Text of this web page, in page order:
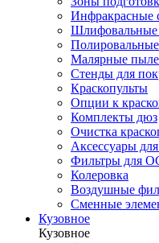
Инфракрасные
Малярные
Стенды для
Краскопульты
Опции к
Комплекты дюз
Очистка
Аксессуары
Фильтры для
Колеровка
Воздушные
Сменные
Кузовное
Кузовное